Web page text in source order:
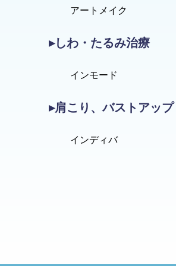
アートメイク
▸しわ・たるみ治療
インモード
▸肩こり、バストアップ
インディバ